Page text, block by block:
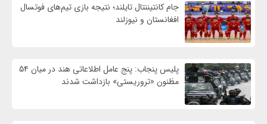
جام کانتیننتال تایلند؛ نتیجه بازی تیم‌های فوتسال
افغانستان و نیوزلند
پلیس پنجاب: پنج عامل اطلاعاتی هند در میان ۵۴
مظنون «تروریستی» بازداشت شدند